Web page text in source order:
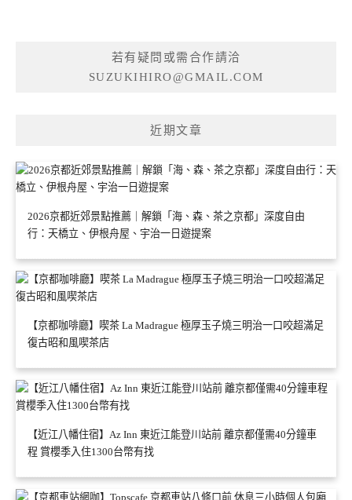
若有疑問或需合作請洽
SUZUKIHIRO@GMAIL.COM
近期文章
2026京都近郊景點推薦｜解鎖「海、森、茶之京都」深度自由
行：天橋立、伊根舟屋、宇治一日遊提案
【京都咖啡廳】喫茶 La Madrague 極厚玉子燒三明治一口咬超滿足
復古昭和風喫茶店
【近江八幡住宿】Az Inn 東近江能登川站前 離京都僅需40分鐘車
程 賞櫻季入住1300台幣有找